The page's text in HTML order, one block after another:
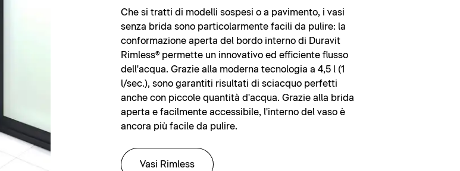
Che si tratti di modelli sospesi o a pavimento, i vasi
senza brida sono particolarmente facili da pulire: la
conformazione aperta del bordo interno di Duravit
Rimless® permette un innovativo ed efficiente flusso
dell'acqua. Grazie alla moderna tecnologia a 4,5 l (1
l/sec.), sono garantiti risultati di sciacquo perfetti
anche con piccole quantità d'acqua. Grazie alla brida
aperta e facilmente accessibile, l'interno del vaso è
ancora più facile da pulire.
Vasi Rimless